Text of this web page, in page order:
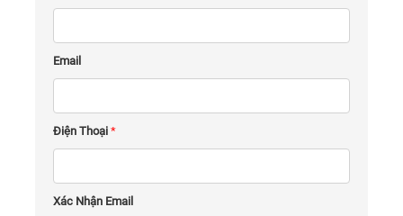
Email
Điện Thoại *
Xác Nhận Email